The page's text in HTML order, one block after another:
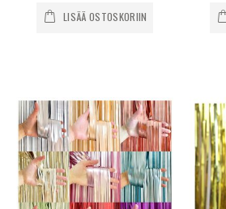
LISÄÄ OSTOSKORIIN